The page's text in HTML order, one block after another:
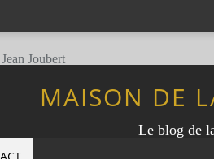
MAISON DE
Le blog de